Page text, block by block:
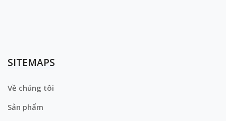
SITEMAPS
Về chúng tôi
Sản phẩm